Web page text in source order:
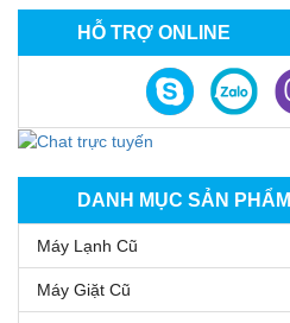
HỖ TRỢ ONLINE
DANH MỤC SẢN PHẨM
Máy Lạnh Cũ
Máy Giặt Cũ